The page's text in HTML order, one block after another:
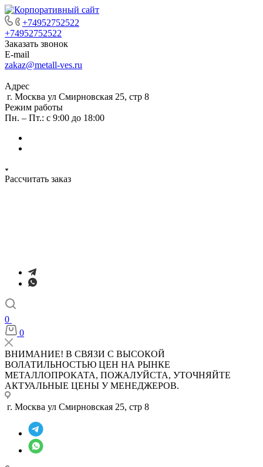
+74952752522
+74952752522
Заказать звонок
E-mail
zakaz@metall-ves.ru
Адрес
г. Москва ул Смирновская 25, стр 8
Режим работы
Пн. – Пт.: с 9:00 до 18:00
Рассчитать заказ
0
0
ВНИМАНИЕ! В СВЯЗИ С ВЫСОКОЙ
ВОЛАТИЛЬНОСТЬЮ ЦЕН НА РЫНКЕ
МЕТАЛЛОПРОКАТА, ПОЖАЛУЙСТА, УТОЧНЯЙТЕ
АКТУАЛЬНЫЕ ЦЕНЫ У МЕНЕДЖЕРОВ.
г. Москва ул Смирновская 25, стр 8